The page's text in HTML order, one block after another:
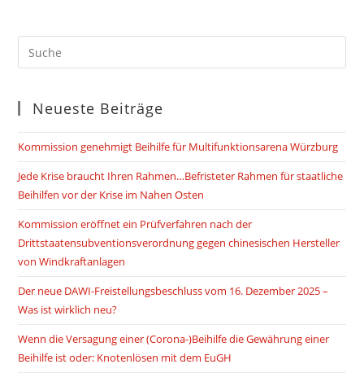
Neueste Beiträge
Kommission genehmigt Beihilfe für Multifunktionsarena Würzburg
Jede Krise braucht Ihren Rahmen…Befristeter Rahmen für staatliche
Beihilfen vor der Krise im Nahen Osten
Kommission eröffnet ein Prüfverfahren nach der
Drittstaatensubventionsverordnung gegen chinesischen Hersteller
von Windkraftanlagen
Der neue DAWI-Freistellungsbeschluss vom 16. Dezember 2025 –
Was ist wirklich neu?
Wenn die Versagung einer (Corona-)Beihilfe die Gewährung einer
Beihilfe ist oder: Knotenlösen mit dem EuGH